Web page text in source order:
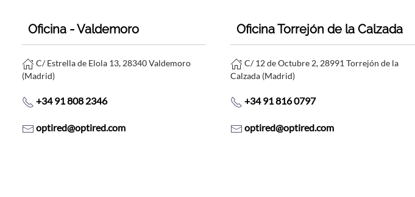
Oficina - Valdemoro
C/ Estrella de Elola 13, 28340 Valdemoro
(Madrid)
+34 91 808 2346
optired@optired.com
Oficina Torrejón de la Calzada
C/ 12 de Octubre 2, 28991 Torrejón de la
Calzada (Madrid)
+34 91 816 0797
optired@optired.com